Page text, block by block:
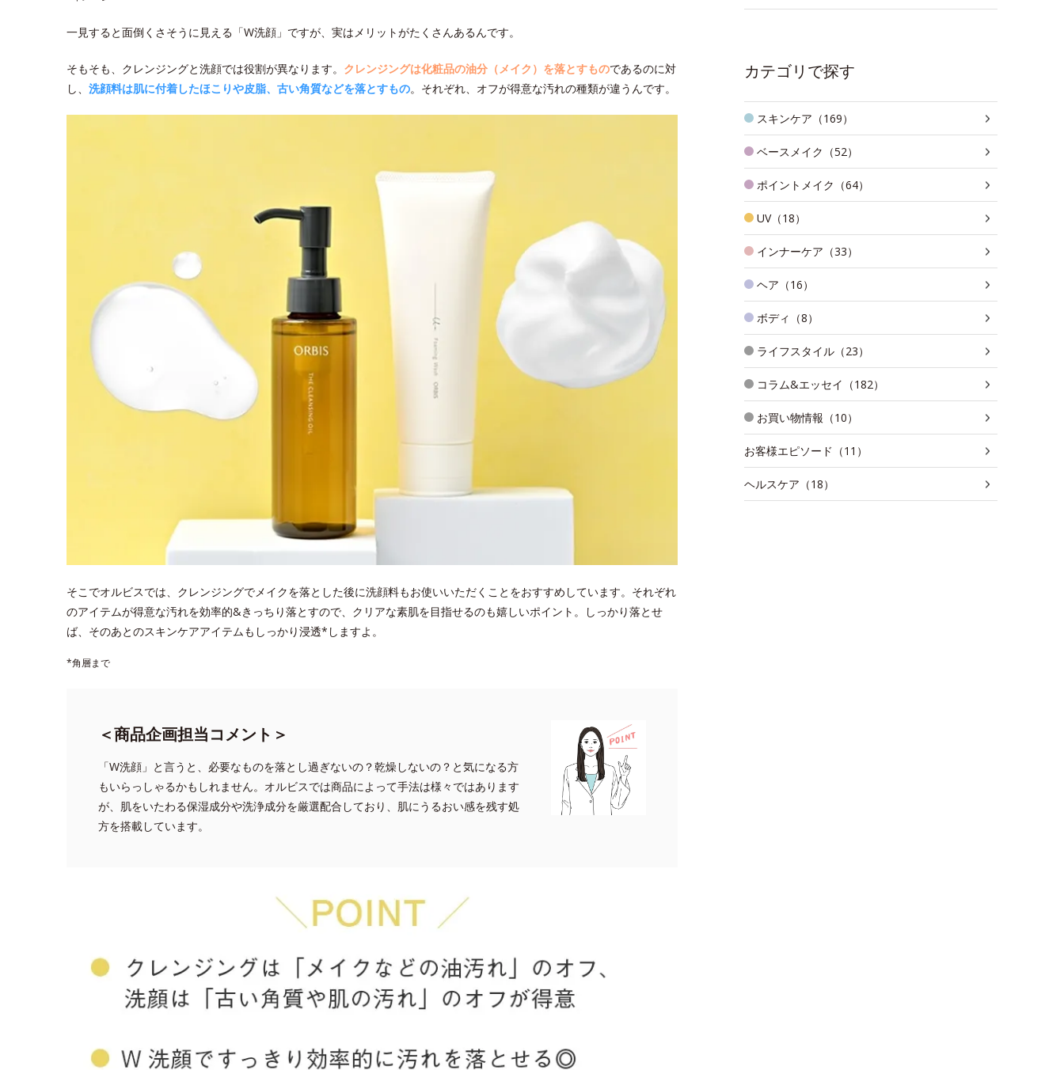
一見すると面倒くさそうに見える「W洗顔」ですが、実はメリットがたくさんあるんです。
そもそも、クレンジングと洗顔では役割が異なります。 クレンジングは化粧品の油分（メイク）を落とすものであるのに対
し、 洗顔料は肌に付着したほこりや皮脂、古い角質などを落とすもの。それぞれ、オフが得意な汚れの種類が違うんです。
そこでオルビスでは、クレンジングでメイクを落とした後に洗顔料もお使いいただくことをおすすめしています。それぞれ
のアイテムが得意な汚れを効率的&きっちり落とすので、クリアな素肌を目指せるのも嬉しいポイント。しっかり落とせ
ば、そのあとのスキンケアアイテムもしっかり浸透*しますよ。
*角層まで
＜商品企画担当コメント＞
「W洗顔」と言うと、必要なものを落とし過ぎないの？乾燥しないの？と気になる方
もいらっしゃるかもしれません。オルビスでは商品によって手法は様々ではあります
が、肌をいたわる保湿成分や洗浄成分を厳選配合しており、肌にうるおい感を残す処
方を搭載しています。
カテゴリで探す
スキンケア（169）
ベースメイク（52）
ポイントメイク（64）
UV（18）
インナーケア（33）
ヘア（16）
ボディ（8）
ライフスタイル（23）
コラム&エッセイ（182）
お買い物情報（10）
お客様エピソード（11）
ヘルスケア（18）